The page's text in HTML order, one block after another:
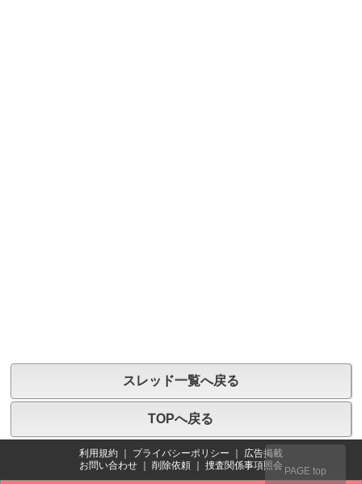
スレッド一覧へ戻る
TOPへ戻る
利用規約 ｜ プライバシーポリシー ｜ 広告掲載
お問い合わせ ｜ 削除依頼 ｜ 捜査関係事項照会
PAGE top